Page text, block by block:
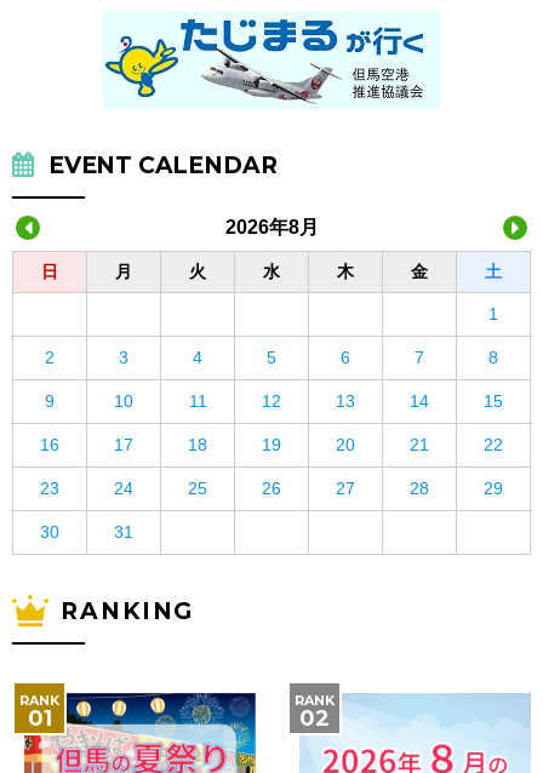
EVENT CALENDAR
2026年8月
日 月 火 水 木 金 土
1
2 3 4 5 6 7 8
9 10 11 12 13 14 15
16 17 18 19 20 21 22
23 24 25 26 27 28 29
30 31
RANKING